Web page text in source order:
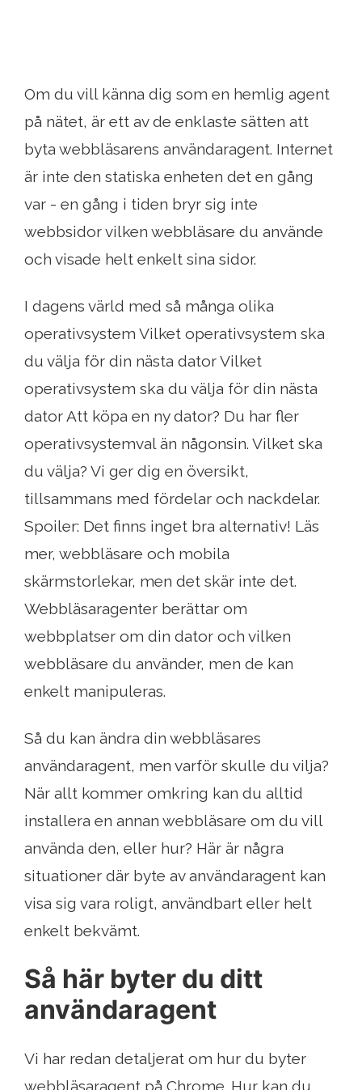
Om du vill känna dig som en hemlig agent
på nätet, är ett av de enklaste sätten att
byta webbläsarens användaragent. Internet
är inte den statiska enheten det en gång
var - en gång i tiden bryr sig inte
webbsidor vilken webbläsare du använde
och visade helt enkelt sina sidor.
I dagens värld med så många olika
operativsystem Vilket operativsystem ska
du välja för din nästa dator Vilket
operativsystem ska du välja för din nästa
dator Att köpa en ny dator? Du har fler
operativsystemval än någonsin. Vilket ska
du välja? Vi ger dig en översikt,
tillsammans med fördelar och nackdelar.
Spoiler: Det finns inget bra alternativ! Läs
mer, webbläsare och mobila
skärmstorlekar, men det skär inte det.
Webbläsaragenter berättar om
webbplatser om din dator och vilken
webbläsare du använder, men de kan
enkelt manipuleras.
Så du kan ändra din webbläsares
användaragent, men varför skulle du vilja?
När allt kommer omkring kan du alltid
installera en annan webbläsare om du vill
använda den, eller hur? Här är några
situationer där byte av användaragent kan
visa sig vara roligt, användbart eller helt
enkelt bekvämt.
Så här byter du ditt
användaragent
Vi har redan detaljerat om hur du byter
webbläsaragent på Chrome. Hur kan du